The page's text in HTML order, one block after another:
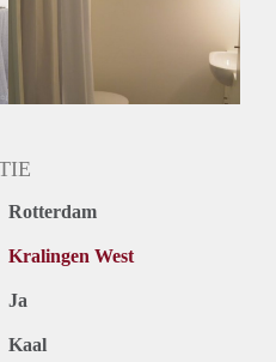
Rotterdam
Kralingen West
Ja
Kaal